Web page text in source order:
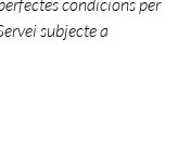
condicions per
subjecte a